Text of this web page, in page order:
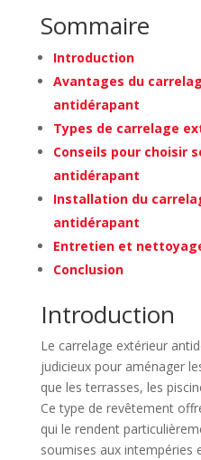
Sommaire
Introduction
Avantages du
antidérapant
Types de carrelage
Conseils pour choisir
antidérapant
Installation du
antidérapant
Entretien et
Conclusion
Introduction
Le carrelage extérieur
judicieux pour aménager
que les terrasses, les
Ce type de revêtement
qui le rendent
soumises aux intempéries